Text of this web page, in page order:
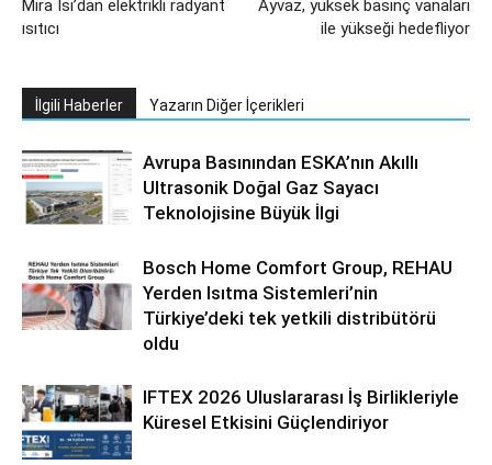
Mira Isı’dan elektrikli radyant
ısıtıcı
Ayvaz, yüksek basınç vanaları
ile yükseği hedefliyor
İlgili Haberler Yazarın Diğer İçerikleri
Avrupa Basınından ESKA’nın Akıllı
Ultrasonik Doğal Gaz Sayacı
Teknolojisine Büyük İlgi
Bosch Home Comfort Group, REHAU
Yerden Isıtma Sistemleri’nin
Türkiye’deki tek yetkili distribütörü
oldu
IFTEX 2026 Uluslararası İş Birlikleriyle
Küresel Etkisini Güçlendiriyor